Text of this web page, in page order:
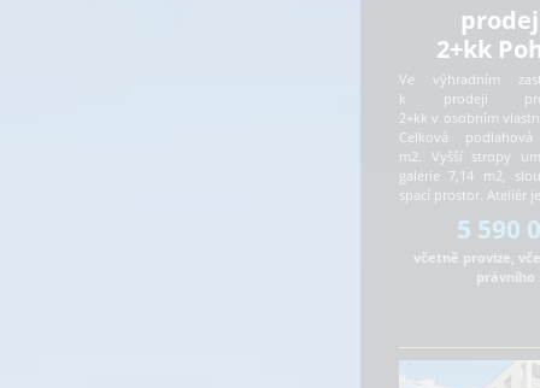
2+kk
Ve výhradním
k prodeji
2+kk v osobním
Celková
m2. Vyšší stropy
galerie 7,14 m2,
spací prostor. Ateliér
5 590
včetně provize,
právního